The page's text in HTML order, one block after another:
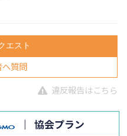
エスト
へ質問
違反報告はこちら